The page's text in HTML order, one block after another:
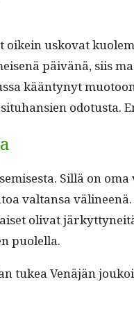
usko­vat
päivänä, siis
kään­tynyt
odotus­ta.
Sil­lä on
val­tansa
oli­vat
puolella.
tukea Venäjän